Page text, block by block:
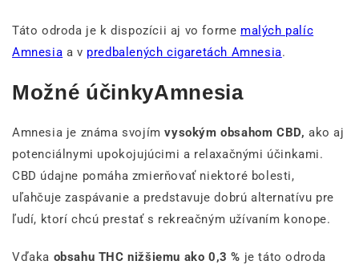
Táto odroda je k dispozícii aj vo forme malých palíc
Amnesia a v predbalených cigaretách Amnesia.
Možné účinkyAmnesia
Amnesia je známa svojímvysokým obsahom CBD, ako aj
potenciálnymi upokojujúcimi a relaxačnými účinkami.
CBD údajne pomáha zmierňovať niektoré bolesti,
uľahčuje zaspávanie a predstavuje dobrú alternatívu pre
ľudí, ktorí chcú prestať s rekreačným užívaním konope.
Vďaka obsahu THC nižšiemu ako 0,3 % je táto odroda